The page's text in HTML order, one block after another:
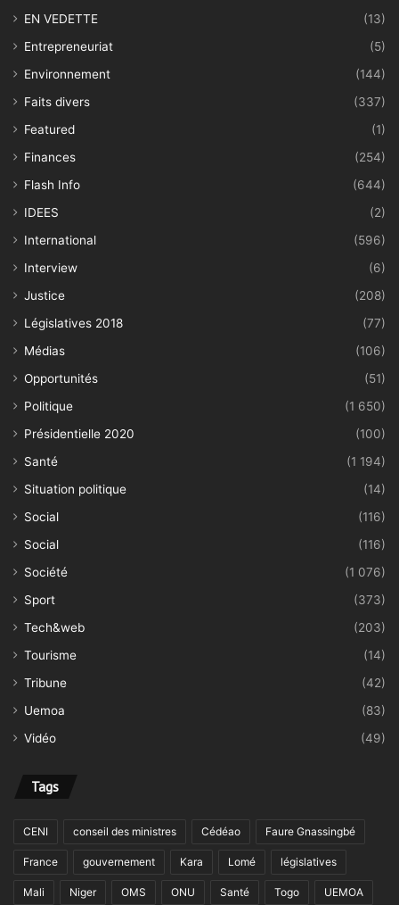
EN VEDETTE
(13)
Entrepreneuriat
(5)
Environnement
(144)
Faits divers
(337)
Featured
(1)
Finances
(254)
Flash Info
(644)
IDEES
(2)
International
(596)
Interview
(6)
Justice
(208)
Législatives 2018
(77)
Médias
(106)
Opportunités
(51)
Politique
(1 650)
Présidentielle 2020
(100)
Santé
(1 194)
Situation politique
(14)
Social
(116)
Social
(116)
Société
(1 076)
Sport
(373)
Tech&web
(203)
Tourisme
(14)
Tribune
(42)
Uemoa
(83)
Vidéo
(49)
Tags
CENI conseil des ministres Cédéao Faure Gnassingbé
France gouvernement Kara Lomé législatives
Mali Niger OMS ONU Santé Togo UEMOA